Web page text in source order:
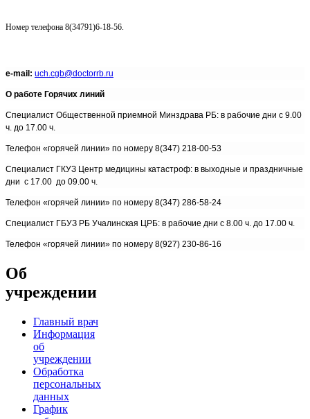
Номер телефона 8(34791)6-18-56.
e-mail: uch.cgb@doctorrb.ru
О работе Горячих линий
Cпециалист Общественной приемной Минздрава РБ: в рабочие дни с 9.00
ч. до 17.00 ч.
Телефон «горячей линии» по номеру 8(347) 218-00-53
Cпециалист ГКУЗ Центр медицины катастроф: в выходные и праздничные
дни с 17.00 до 09.00 ч.
Телефон «горячей линии» по номеру 8(347) 286-58-24
Специалист ГБУЗ РБ Учалинская ЦРБ: в рабочие дни с 8.00 ч. до 17.00 ч.
Телефон «горячей линии» по номеру 8(927) 230-86-16
Об
учреждении
Главный врач
Информация
об
учреждении
Обработка
персональных
данных
График